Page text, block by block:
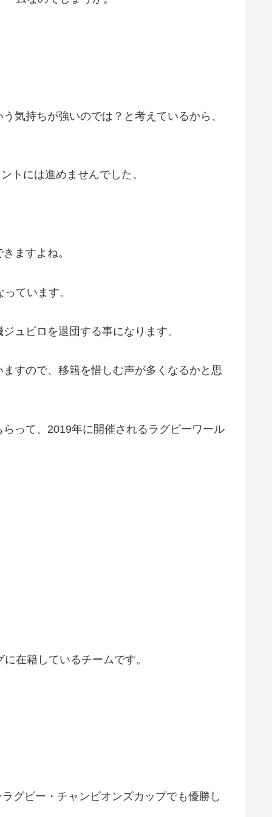
気持ちが強いのでは？と考えているから、
トには進めませんでした。
ますよね。
ています。
ュビロを退団する事になります。
すので、移籍を惜しむ声が多くなるかと思
って、2019年に開催されるラグビーワール
在籍しているチームです。
グビー・チャンピオンズカップでも優勝し